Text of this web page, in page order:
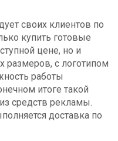
своих клиентов по
купить готовые
цене, но и
размеров, с логотипом
работы
итоге такой
средств рекламы.
доставка по